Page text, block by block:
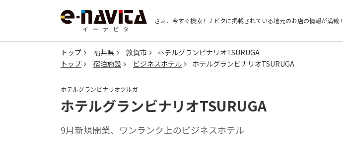
さぁ、今すぐ検索！ ナビタに掲載されている地元のお店の情報が満載！
トップ 福井県 敦賀市
ホテルグランビナリオTSURUGA
トップ
宿泊施設 ビジネスホテル ホテルグランビナリオTSURUGA
ホテルグランビナリオツルガ
ホテルグランビナリオTSURUGA
9月新規開業、ワンランク上のビジネスホテル